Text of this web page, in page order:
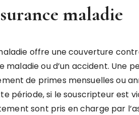
maladie
offre une couverture
maladie ou d’un accident. Une
de primes mensuelles ou
période, si le souscripteur est
sont pris en charge par